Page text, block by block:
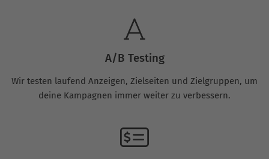
A/B Testing
Wir testen laufend Anzeigen, Zielseiten und Zielgruppen, um
deine Kampagnen immer weiter zu verbessern.